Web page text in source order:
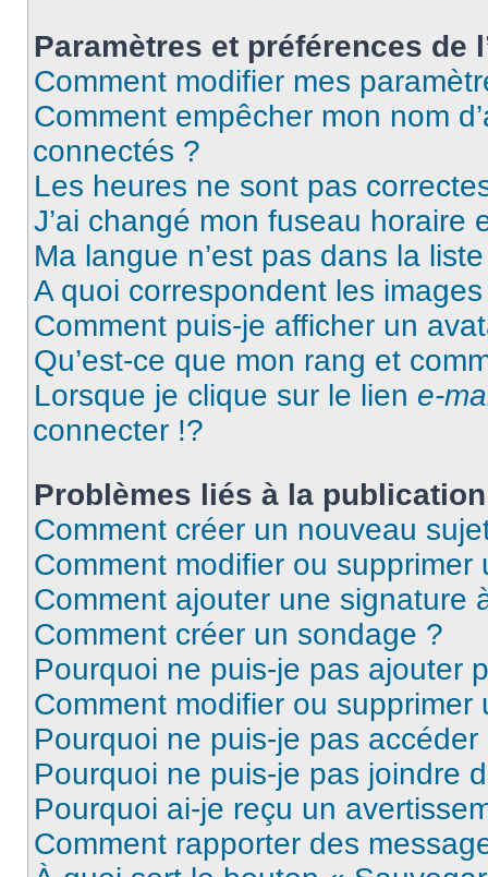
Paramètres et préférences de
Comment modifier mes
Comment empêcher mon nom
connectés ?
Les heures ne sont pas
J’ai changé mon fuseau horaire
Ma langue n’est pas dans la
A quoi correspondent les
Comment puis-je afficher un
Qu’est-ce que mon rang et
Lorsque je clique sur le lien e-
connecter !?
Problèmes liés à la
Comment créer un nouveau
Comment modifier ou supprimer
Comment ajouter une signature
Comment créer un sondage ?
Pourquoi ne puis-je pas ajouter
Comment modifier ou supprimer
Pourquoi ne puis-je pas
Pourquoi ne puis-je pas joindre
Pourquoi ai-je reçu un
Comment rapporter des